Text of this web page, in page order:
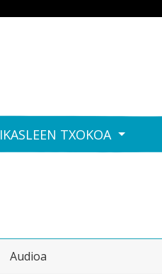
IKASLEEN TXOKOA
Audioa